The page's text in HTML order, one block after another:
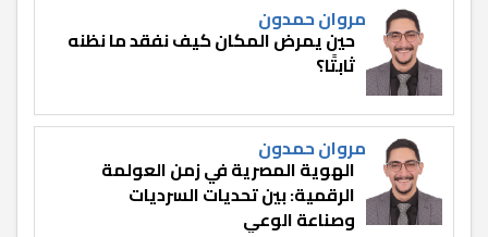
مروان حمدون
حين يمرض المكان كيف نفقد ما نظنه
ثابتًا؟
مروان حمدون
الهوية المصرية في زمن العولمة
الرقمية: بين تحديات السرديات
وصناعة الوعي